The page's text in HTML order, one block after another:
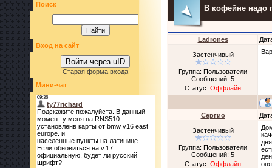
Поиск
Вход на сайт
Войти через uID
Старая форма входа
Мини-чат
В кофейне надо
Ladrones
Застенчивый
Группа: Пользователи
Сообщений: 5
Статус: Оффлайн
Сергио
Застенчивый
Группа: Пользователи
Сообщений: 5
Статус: Оффлайн